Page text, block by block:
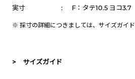
実寸
: F：タテ10.5 ヨコ3.7
※ 採寸の詳細につきましては、 サイズガイド
> サイズガイド